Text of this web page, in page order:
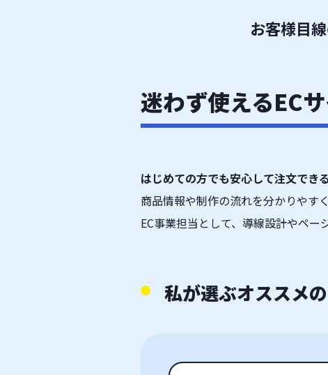
お客様目
迷わず使えるEC
はじめての方でも安心して注文でき
商品情報や制作の流れを分かりやす
EC事業担当として、導線設計やペー
私が選ぶオススメ